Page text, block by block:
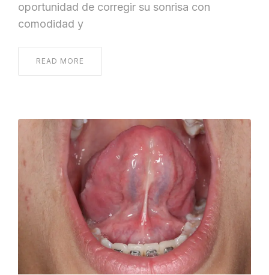
oportunidad de corregir su sonrisa con
comodidad y
READ MORE